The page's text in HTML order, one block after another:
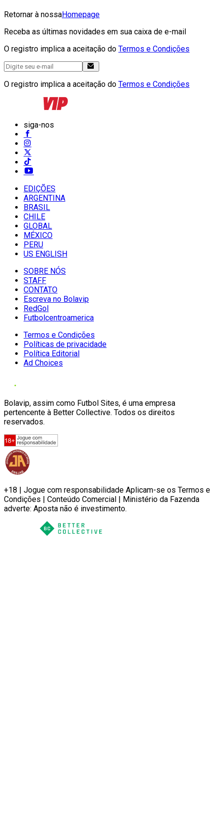
Retornar à nossaHomepage
Receba as últimas novidades em sua caixa de e-mail
O registro implica a aceitação do Termos e Condições
O registro implica a aceitação do Termos e Condições
siga-nos
EDIÇÕES
ARGENTINA
BRASIL
CHILE
GLOBAL
MÉXICO
PERU
US ENGLISH
SOBRE NÓS
STAFF
CONTATO
Escreva no Bolavip
RedGol
Futbolcentroamerica
Termos e Condições
Políticas de privacidade
Política Editorial
Ad Choices
Bolavip, assim como Futbol Sites, é uma empresa
pertencente à Better Collective. Todos os direitos
reservados.
+18 | Jogue com responsabilidade Aplicam-se os Termos e
Condições | Conteúdo Comercial | Ministério da Fazenda
adverte: Aposta não é investimento.